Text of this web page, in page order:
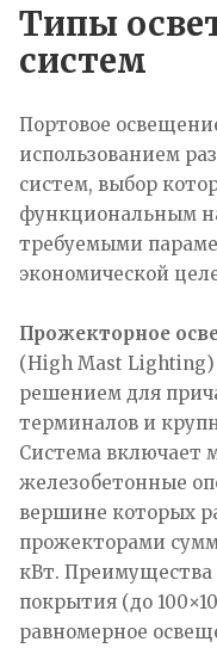
Типы
систем
Портовое
использованием
систем, выбор
функциональным
требуемыми
экономической
Прожекторное
(High Mast
решением для
терминалов и
Система включает
железобетонные
вершине которых
прожекторами
кВт.
покрытия (до
равномерное